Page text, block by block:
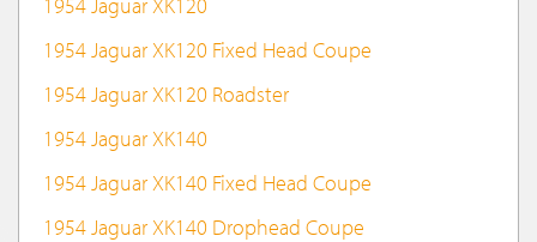
1954 Jaguar XK120 Fixed Head Coupe
1954 Jaguar XK120 Roadster
1954 Jaguar XK140
1954 Jaguar XK140 Fixed Head Coupe
1954 Jaguar XK140 Drophead Coupe